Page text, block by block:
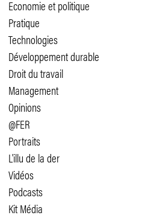
Economie et politique
Pratique
Technologies
Développement durable
Droit du travail
Management
Opinions
@FER
Portraits
L'illu de la der
Vidéos
Podcasts
Kit Média